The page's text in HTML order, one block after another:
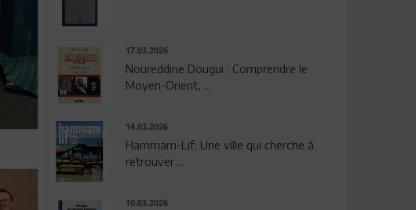
17.03.2026
Noureddine Dougui : Comprendre le
Moyen-Orient, ...
14.03.2026
Hammam-Lif: Une ville qui cherche à
retrouver ...
10.03.2026